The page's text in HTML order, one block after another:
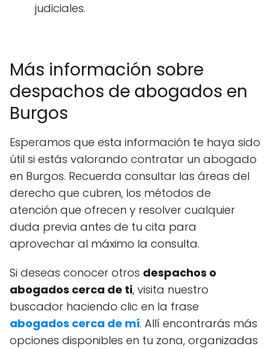
judiciales.
Más información sobre
despachos de abogados en
Burgos
Esperamos que esta información te haya sido
útil si estás valorando contratar un abogado
en Burgos. Recuerda consultar las áreas del
derecho que cubren, los métodos de
atención que ofrecen y resolver cualquier
duda previa antes de tu cita para
aprovechar al máximo la consulta.
Si deseas conocer otros despachos o
abogados cerca de ti, visita nuestro
buscador haciendo clic en la frase
abogados cerca de mí. Allí encontrarás más
opciones disponibles en tu zona, organizadas